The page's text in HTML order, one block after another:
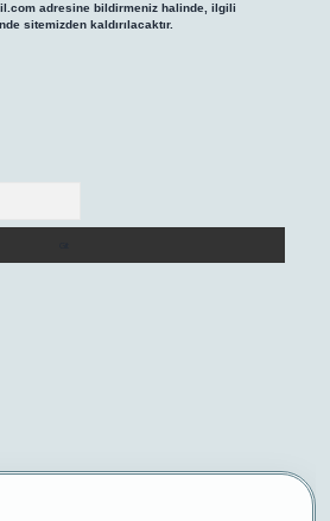
adresine bildirmeniz halinde, ilgili
sitemizden kaldırılacaktır.